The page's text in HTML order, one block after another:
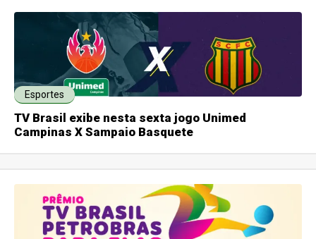
Esportes
TV Brasil exibe nesta sexta jogo Unimed
Campinas X Sampaio Basquete